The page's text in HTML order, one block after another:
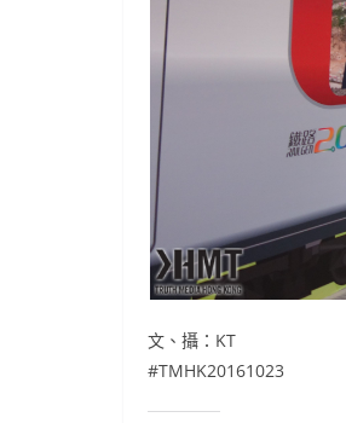
文、攝：KT
#TMHK20161023